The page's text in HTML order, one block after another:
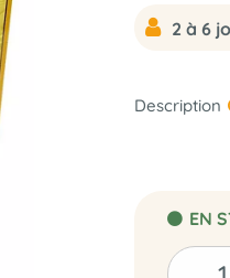
2 à 6
Description
EN